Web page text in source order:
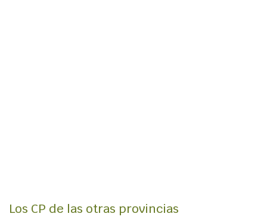
Los CP de las otras provincias